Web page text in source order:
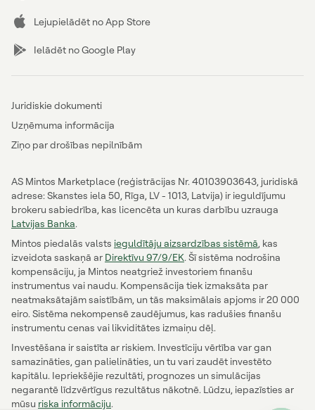
Lejupielādēt no App Store
Ielādēt no Google Play
Juridiskie dokumenti
Uzņēmuma informācija
Ziņo par drošības nepilnībām
AS Mintos Marketplace (reģistrācijas Nr. 40103903643, juridiskā
adrese: Skanstes iela 50, Rīga, LV - 1013, Latvija) ir ieguldījumu
brokeru sabiedrība, kas licencēta un kuras darbību uzrauga
Latvijas Banka.
Mintos piedalās valsts ieguldītāju aizsardzības sistēmā, kas
izveidota saskaņā ar Direktīvu 97/9/EK. Šī sistēma nodrošina
kompensāciju, ja Mintos neatgriež investoriem finanšu
instrumentus vai naudu. Kompensācija tiek izmaksāta par
neatmaksātajām saistībām, un tās maksimālais apjoms ir 20 000
eiro. Sistēma nekompensē zaudējumus, kas radušies finanšu
instrumentu cenas vai likviditātes izmaiņu dēļ.
Investēšana ir saistīta ar riskiem. Investīciju vērtība var gan
samazināties, gan palielināties, un tu vari zaudēt investēto
kapitālu. Iepriekšējie rezultāti, prognozes un simulācijas
negarantē līdzvērtīgus rezultātus nākotnē. Lūdzu, iepazīsties ar
mūsu riska informāciju.